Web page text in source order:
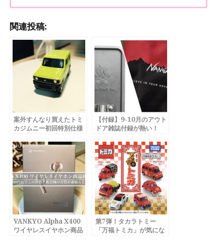
関連投稿:
案外すんなり買えたトミ
カジムニー初回特別仕様
【付録】9-10月のアウト
ドア雑誌付録が熱い！
VANKYO Alpha X400
ワイヤレスイヤホン商品
第7弾！タカラトミー
「万福トミカ」が気にな